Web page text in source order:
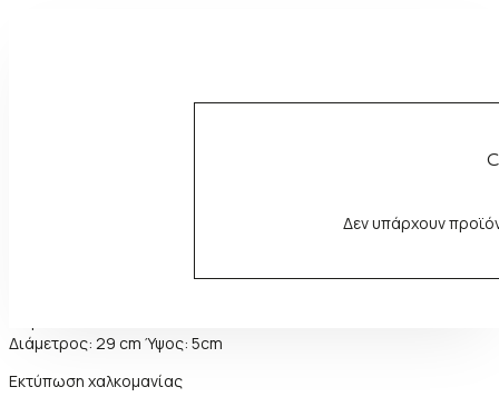
Δεν υπάρχουν
Κεραμική κούπα
Διάμετρος: 29 cm Ύψος: 5cm
Εκτύπωση χαλκομανίας